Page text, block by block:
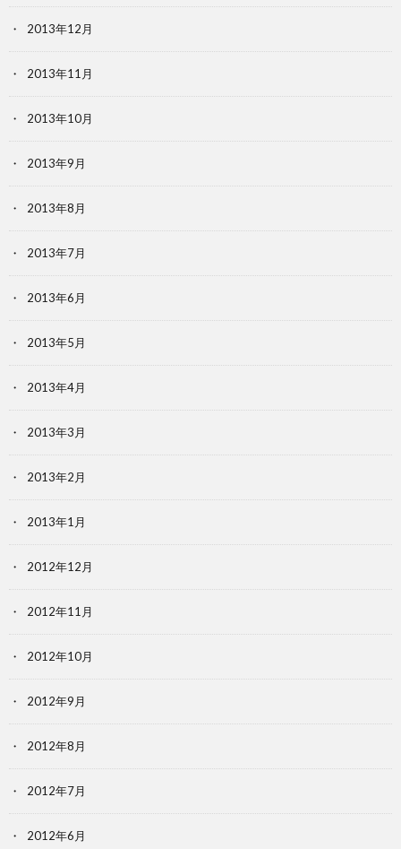
2013年12月
2013年11月
2013年10月
2013年9月
2013年8月
2013年7月
2013年6月
2013年5月
2013年4月
2013年3月
2013年2月
2013年1月
2012年12月
2012年11月
2012年10月
2012年9月
2012年8月
2012年7月
2012年6月